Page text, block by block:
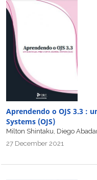
Aprendendo o OJS 3.3 :
Systems (OJS)
Milton Shintaku, Diego
27 December 2021